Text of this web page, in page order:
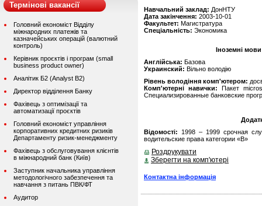
Термінові вакансії
Головний економіст Відділу
міжнародних платежів та
казначейських операцій (валютний
контроль)
Керівник проєктів і програм (small
business product owner)
Аналітик Б2 (Analyst B2)
Директор відділення Банку
Фахівець з оптимізації та
автоматизації проєктів
Головний економіст управління
корпоративних кредитних ризиків
Департаменту ризик-менеджменту
Фахівець з обслуговування клієнтів
в міжнародний банк (Київ)
Заступник начальника управління
методологічного забезпечення та
навчання з питань ПВК/ФТ
Аудитор
Навчальний заклад: ДонНТУ
Дата закінчення: 2003-10-01
Факультет: Магистратура
Спеціальність: Экономика
Іноземні
Англійська: Базова
Украинский: Вільно володію
Рівень володіння комп'ютером:
Комп'ютерні навички: Пакет
Специализированные банковские
Відомості: 1998 – 1999 срочная
водительские права категории «В»
Роздрукувати
Зберегти на комп'ютері
Контактна інформація